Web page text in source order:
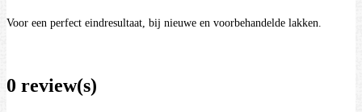
Voor een perfect eindresultaat, bij nieuwe en voorbehandelde lakken.
0 review(s)